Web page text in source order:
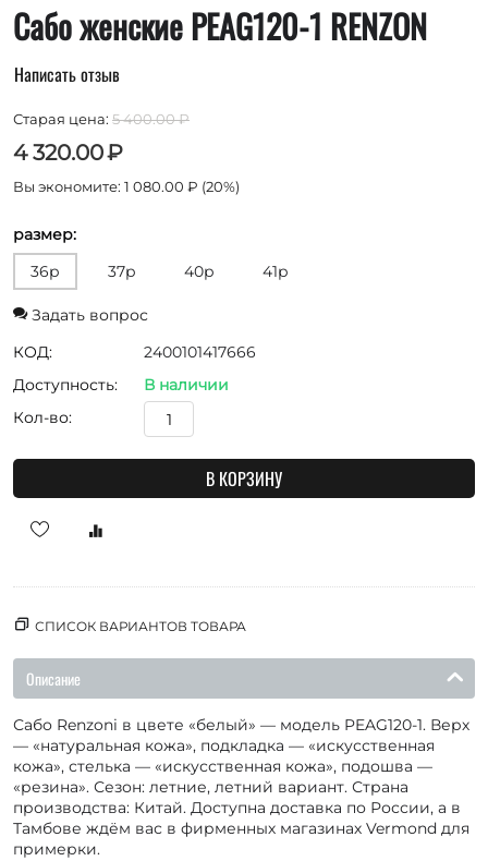
Сабо женские PEAG120-1 RENZON
Написать отзыв
Старая цена: 5 400.00₽
4 320.00₽
Вы экономите: 1 080.00 ₽ (20%)
размер:
36р
37р 40р 41р
Задать вопрос
КОД:
2400101417666
Доступность:
В наличии
Кол-во:
В КОРЗИНУ
СПИСОК ВАРИАНТОВ ТОВАРА
Описание
Сабо Renzoni в цвете «белый» — модель PEAG120-1. Верх
— «натуральная кожа», подкладка — «искусственная
кожа», стелька — «искусственная кожа», подошва —
«резина». Сезон: летние, летний вариант. Страна
производства: Китай. Доступна доставка по России, а в
Тамбове ждём вас в фирменных магазинах Vermond для
примерки.